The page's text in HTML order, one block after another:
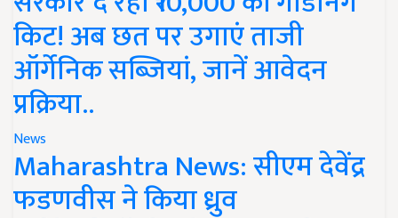
किट! अब छत पर उगाएं ताजी
ऑर्गेनिक सब्जियां, जानें आवेदन
प्रक्रिया..
News
Maharashtra News: सीएम देवेंद्र
फडणवीस ने किया ध्रुव